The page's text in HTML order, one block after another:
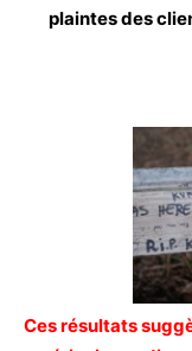
plaintes des
Ces résultats